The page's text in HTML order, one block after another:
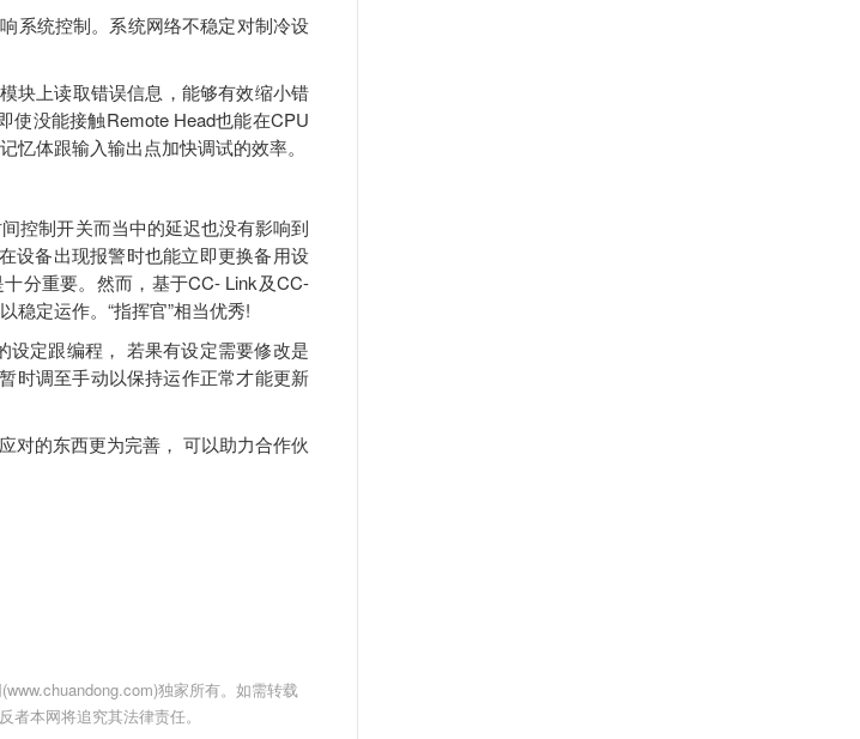
系统控制。系统网络不稳定对制冷设
块上读取错误信息，能够有效缩小错
使没能接触Remote Head也能在CPU
体跟输入输出点加快调试的效率。
控制开关而当中的延迟也没有影响到
设备出现报警时也能立即更换备用设
分重要。然而，基于CC- Link及CC-
稳定运作。“指挥官”相当优秀!
定跟编程， 若果有设定需要修改是
时调至手动以保持运作正常才能更新
的东西更为完善， 可以助力合作伙
独家所有。如需转载
者本网将追究其法律责任。